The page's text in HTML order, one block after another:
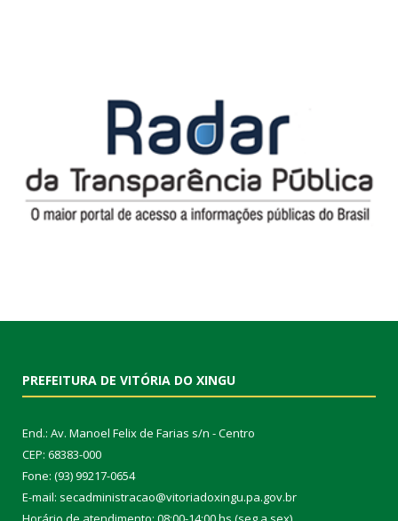
PREFEITURA DE VITÓRIA DO XINGU
End.: Av. Manoel Felix de Farias s/n - Centro
CEP: 68383-000
Fone: (93) 99217-0654
E-mail: secadministracao@vitoriadoxingu.pa.gov.br